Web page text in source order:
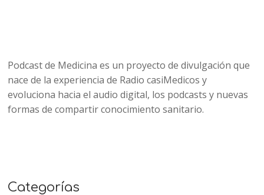
Podcast de Medicina es un proyecto de divulgación que
nace de la experiencia de Radio casiMedicos y
evoluciona hacia el audio digital, los podcasts y nuevas
formas de compartir conocimiento sanitario.
Categorías